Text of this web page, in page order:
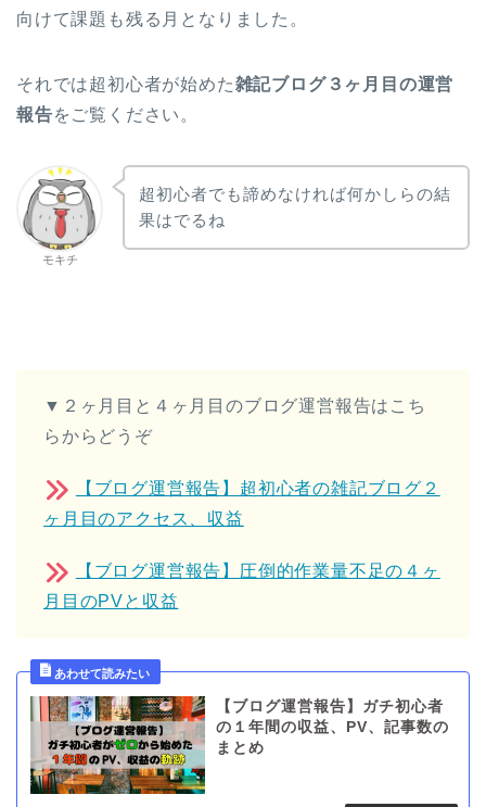
向けて課題も残る月となりました。
それでは超初心者が始めた雑記ブログ３ヶ月目の運営
報告をご覧ください。
モキチ
超初心者でも諦めなければ何かしらの結
果はでるね
▼２ヶ月目と４ヶ月目のブログ運営報告はこち
らからどうぞ
【ブログ運営報告】超初心者の雑記ブログ２
ヶ月目のアクセス、収益
【ブログ運営報告】圧倒的作業量不足の４ヶ
月目のPVと収益
【ブログ運営報告】ガチ初心者
の１年間の収益、PV、記事数の
まとめ